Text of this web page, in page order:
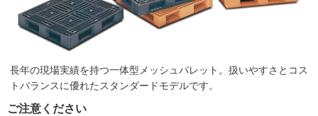
長年の現場実績を持つ一体型メッシュパレット。扱いやすさとコス
トバランスに優れたスタンダードモデルです。
ご注意ください